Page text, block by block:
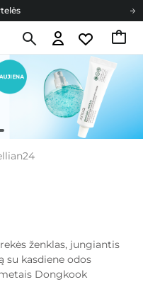
programa
nuo 40,00 €
ženklas, jungiantis
kasdiene odos
Dongkook